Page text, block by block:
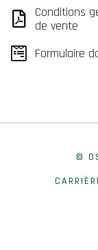
Conditions
de vente
Formulaire
©